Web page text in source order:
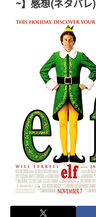
~】感想(ネタバレ)